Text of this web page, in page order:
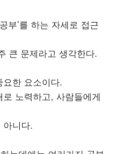
부’를 하는 자세로 접근
큰 문제라고 생각한다.
한 요소이다.
노력하고, 사람들에게
아니다.